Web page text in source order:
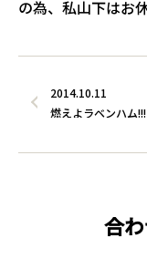
の為、私山下はお
2014.10.11
燃えよラベンハム!!!
合